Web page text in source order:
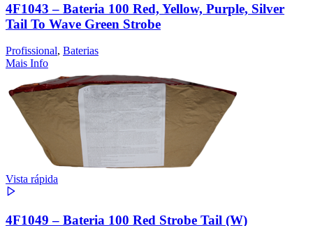
4F1043 – Bateria 100 Red, Yellow, Purple, Silver
Tail To Wave Green Strobe
Profissional, Baterias
Mais Info
Vista rápida
4F1049 – Bateria 100 Red Strobe Tail (W)